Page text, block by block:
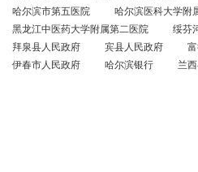
哈尔滨市第五医院
哈尔滨医科大学附
黑龙江中医药大学附属第二医院
绥芬
拜泉县人民政府
宾县人民政府
伊春市人民政府
哈尔滨银行 兰